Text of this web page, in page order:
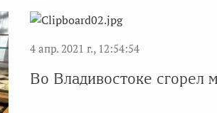
4 апр. 2021 г., 12:54:54
Во Владивостоке сгорел